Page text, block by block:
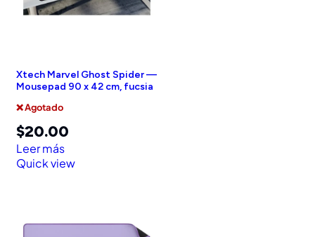
Xtech Marvel Ghost Spider —
Mousepad 90 x 42 cm, fucsia
❌ Agotado
$20.00
Leer más
Quick view